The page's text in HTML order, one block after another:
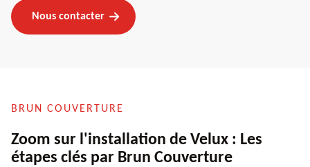
Nous contacter
BRUN COUVERTURE
Zoom sur l'installation de Velux : Les
étapes clés par Brun Couverture